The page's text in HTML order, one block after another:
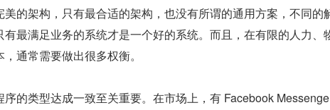
美的架构，只有最合适的架构，也没有所谓的通用方案，不同的
最满足业务的系统才是一个好的系统。而且，在有限的人力、
通常需要做出很多权衡。
的类型达成一致至关重要。在市场上，有 Facebook